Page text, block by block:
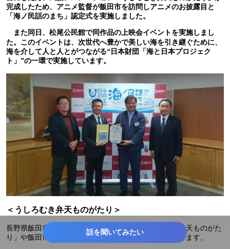
完成したため、アニメ監督が飯田市を訪問しアニメのお披露目と
「海ノ民話のまち」認定式を実施しました。
また同日、松尾公民館で同作品の上映会イベントを実施しまし
た。このイベントは、次世代へ豊かで美しい海を引き継ぐために、
海を介して人と人とがつながる“日本財団「海と日本プロジェク
ト」”の一環で実施しています。
＜うしろむき弁天ものがたり＞
長野県飯田市の海ノ民話アニメーション「うしろむき弁天ものがた
り」や飯田市にまつわる情報はこちらからご覧いただけます。
話を聞いてみたい